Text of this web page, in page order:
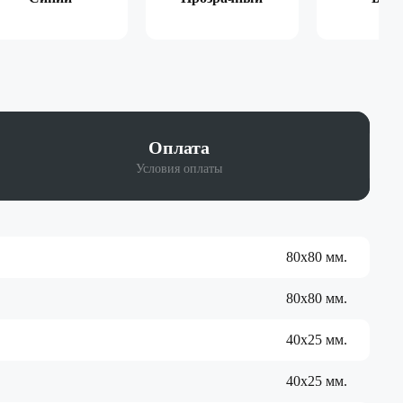
Оплата
Условия оплаты
80х80 мм.
80х80 мм.
40х25 мм.
40х25 мм.